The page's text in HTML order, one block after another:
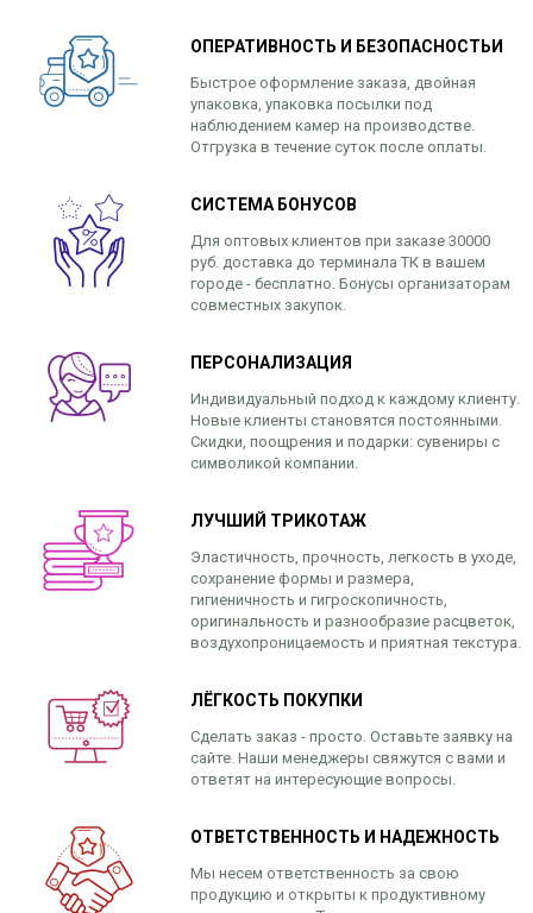
ОПЕРАТИВНОСТЬ И БЕЗОПАСНОСТЬИ
Быстрое оформление заказа, двойная
упаковка, упаковка посылки под
наблюдением камер на производстве.
Отгрузка в течение суток после оплаты.
СИСТЕМА БОНУСОВ
Для оптовых клиентов при заказе 30000
руб. доставка до терминала ТК в вашем
городе - бесплатно. Бонусы организаторам
совместных закупок.
ПЕРСОНАЛИЗАЦИЯ
Индивидуальный подход к каждому клиенту.
Новые клиенты становятся постоянными.
Скидки, поощрения и подарки: сувениры с
символикой компании.
ЛУЧШИЙ ТРИКОТАЖ
Эластичность, прочность, легкость в уходе,
сохранение формы и размера,
гигиеничность и гигроскопичность,
оригинальность и разнообразие расцветок,
воздухопроницаемость и приятная текстура.
ЛЁГКОСТЬ ПОКУПКИ
Сделать заказ - просто. Оставьте заявку на
сайте. Наши менеджеры свяжутся с вами и
ответят на интересующие вопросы.
ОТВЕТСТВЕННОСТЬ И НАДЕЖНОСТЬ
Мы несем ответственность за свою
продукцию и открыты к продуктивному